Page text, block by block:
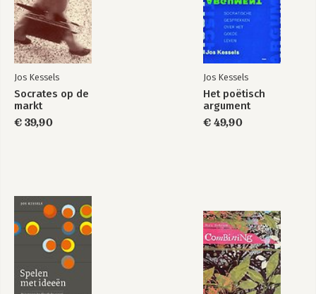
Jos Kessels
Socrates op de
markt
€ 39,90
Jos Kessels
Het poëtisch
argument
€ 49,90